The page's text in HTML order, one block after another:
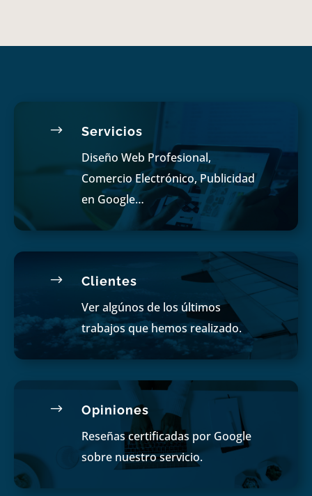
$ Servicios
Diseño Web Profesional,
Comercio Electrónico, Publicidad
en Google…
$ Clientes
Ver algúnos de los últimos
trabajos que hemos realizado.
$ Opiniones
Reseñas certificadas por Google
sobre nuestro servicio.